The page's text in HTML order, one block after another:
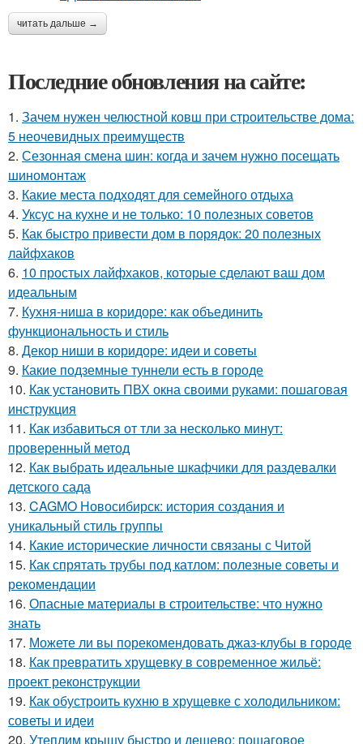
читать дальше →
Последние обновления на сайте:
1. Зачем нужен челюстной ковш при строительстве дома:
5 неочевидных преимуществ
2. Сезонная смена шин: когда и зачем нужно посещать
шиномонтаж
3. Какие места подходят для семейного отдыха
4. Уксус на кухне и не только: 10 полезных советов
5. Как быстро привести дом в порядок: 20 полезных
лайфхаков
6. 10 простых лайфхаков, которые сделают ваш дом
идеальным
7. Кухня-ниша в коридоре: как объединить
функциональность и стиль
8. Декор ниши в коридоре: идеи и советы
9. Какие подземные туннели есть в городе
10. Как установить ПВХ окна своими руками: пошаговая
инструкция
11. Как избавиться от тли за несколько минут:
проверенный метод
12. Как выбрать идеальные шкафчики для раздевалки
детского сада
13. CAGMO Новосибирск: история создания и
уникальный стиль группы
14. Какие исторические личности связаны с Читой
15. Как спрятать трубы под катлом: полезные советы и
рекомендации
16. Опасные материалы в строительстве: что нужно
знать
17. Можете ли вы порекомендовать джаз-клубы в городе
18. Как превратить хрущевку в современное жильё:
проект реконструкции
19. Как обустроить кухню в хрущевке с холодильником:
советы и идеи
20. Утеплим крышу быстро и дешево: пошаговое